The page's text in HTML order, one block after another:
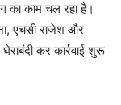
का काम चल रहा है।
एचसी राजेश और
कर कार्रवाई शुरू